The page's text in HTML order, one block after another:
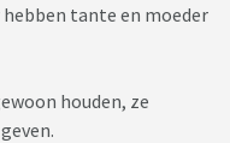
tante en moeder
houden, ze